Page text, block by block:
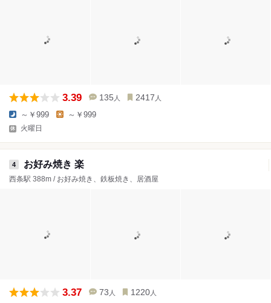
3.39 135 人 2417 人
～￥999 ～￥999
火曜日
4 お好み焼き 楽
西条駅 388m / お好み焼き、鉄板焼き、居酒屋
3.37 73 人 1220 人